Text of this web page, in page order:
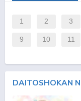
1 2 3
9 10 11
DAITOSHOKAN